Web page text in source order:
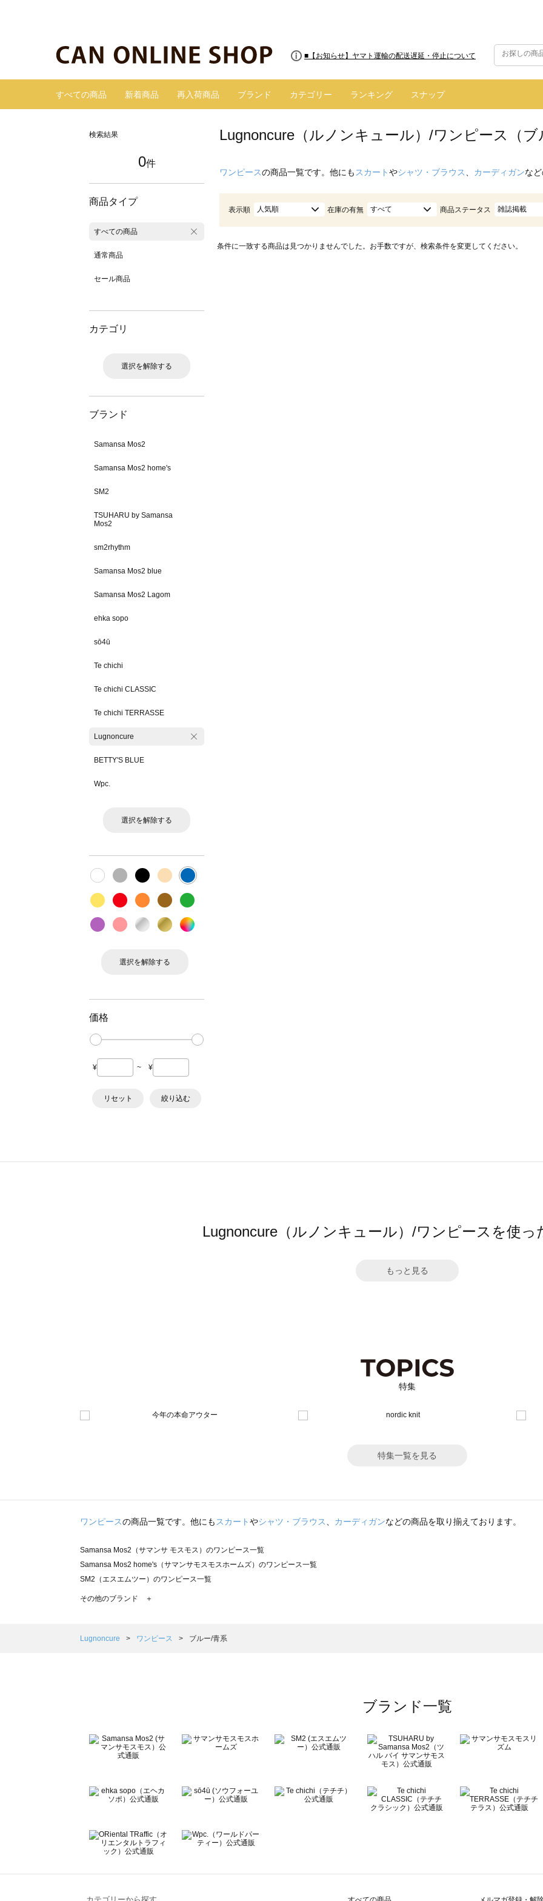
■8/13(木)AM2:00～サイトメンテナンス実施のお知らせ
■【お知らせ】ヤマト運輸の配送遅延・停止について
すべての商品 新着商品 再入荷商品 ブランド カテゴリー ランキング スナップ
検索結果
0件
商品タイプ
すべての商品
通常商品
セール商品
カテゴリ
選択を解除する
ブランド
Samansa Mos2
Samansa Mos2 home's
SM2
TSUHARU by Samansa
Mos2
sm2rhythm
Samansa Mos2 blue
Samansa Mos2 Lagom
ehka sopo
sō4ū
Te chichi
Te chichi CLASSIC
Te chichi TERRASSE
Lugnoncure
BETTY'S BLUE
Wpc.
選択を解除する
選択を解除する
価格
¥ ~ ¥
リセット 絞り込む
Lugnoncure（ルノンキュール）/ワンピース（ブ
ワンピースの商品一覧です。他にも スカートやシャツ・ブラウス カーディガンな
表示順 人気順 在庫の有無 すべて 商品ステータス 雑誌掲載
条件に一致する商品は見つかりませんでした。お手数ですが、検索条件を変更してください。
Lugnoncure（ルノンキュール）/ワンピースを使っ
もっと見る
特集
特集一覧を見る
ワンピースの商品一覧です。他にも スカートやシャツ・ブラウス カーディガンなどの商品を取り揃えております。
Samansa Mos2（サマンサ モスモス）のワンピース一覧
Samansa Mos2 home's（サマンサモスモスホームズ）のワンピース一覧
SM2（エスエムツー）のワンピース一覧
TSUHARU by Samansa Mos2（ツハルバイサマンサモスモス）のワンピース一覧
Samansa Mos2 Lagom（サマンサモスモス ラーゴム）のワンピース一覧
BETTY'S BLUE（べティーズブルー）のワンピース一覧
Wpc.（ワールドパーティー）のワンピース一覧
その他のブランド ＋
Lugnoncure ワンピース ブルー/青系
ブランド一覧